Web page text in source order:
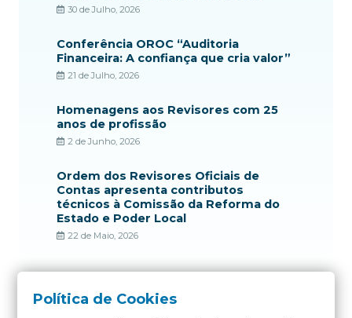
30 de Julho, 2026
Conferência OROC “Auditoria
Financeira: A confiança que cria valor”
21 de Julho, 2026
Homenagens aos Revisores com 25
anos de profissão
2 de Junho, 2026
Ordem dos Revisores Oficiais de
Contas apresenta contributos
técnicos à Comissão da Reforma do
Estado e Poder Local
22 de Maio, 2026
Política de Cookies